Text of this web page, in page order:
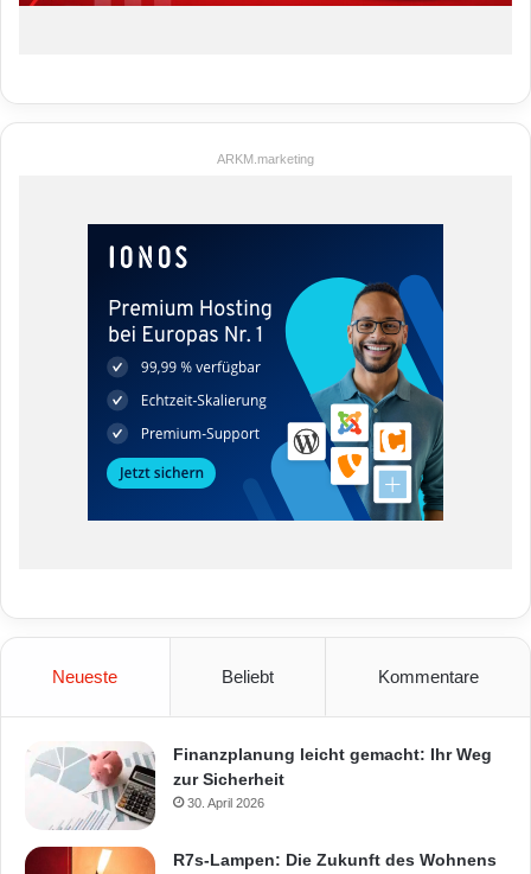
ARKM.marketing
Neueste Beliebt Kommentare
Finanzplanung leicht gemacht: Ihr Weg
zur Sicherheit
30. April 2026
R7s-Lampen: Die Zukunft des Wohnens